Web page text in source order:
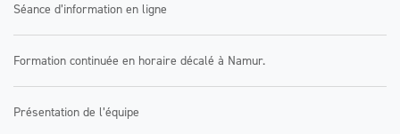
Séance d’information en ligne
Formation continuée en horaire décalé à Namur.
Présentation de l’équipe